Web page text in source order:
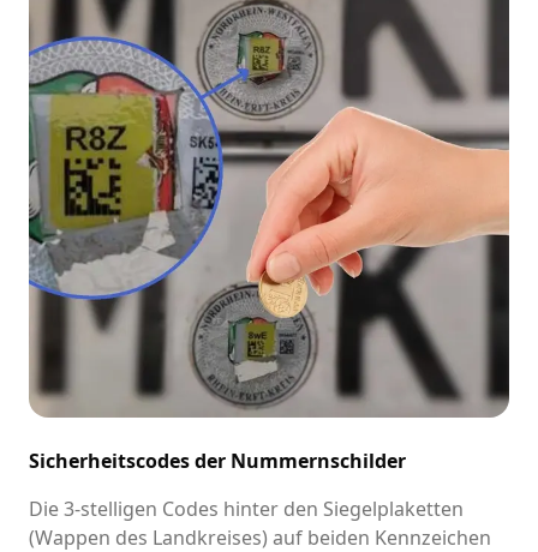
Sicherheitscodes der Nummernschilder
Die 3-stelligen Codes hinter den Siegelplaketten
(Wappen des Landkreises) auf beiden Kennzeichen